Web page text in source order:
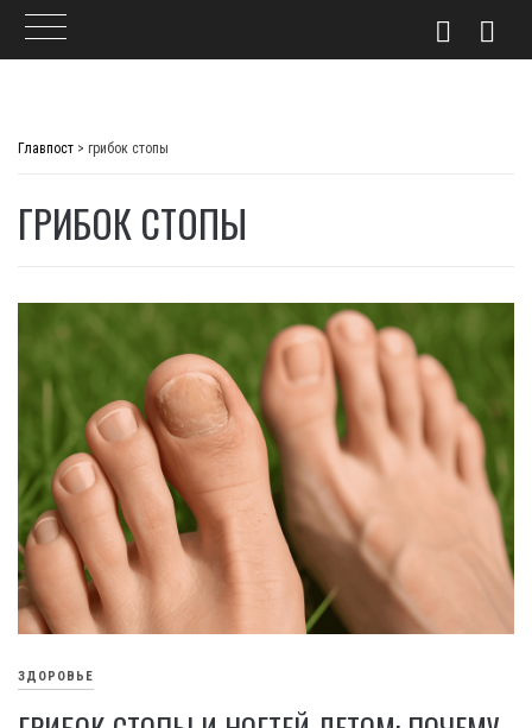
Главпост > грибок стопы
ГРИБОК СТОПЫ
ЗДОРОВЬЕ